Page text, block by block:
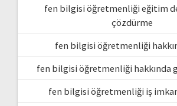
fen bilgisi öğretmenliği eğitim
çözdürme
fen bilgisi öğretmenliği
fen bilgisi öğretmenliği hakkında
fen bilgisi öğretmenliği iş